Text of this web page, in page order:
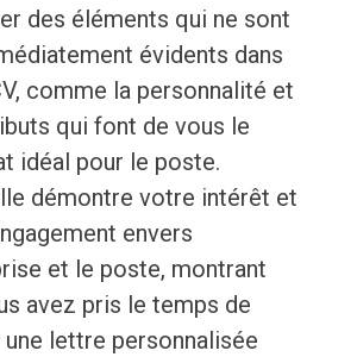
des éléments qui ne sont
évidents dans
comme la personnalité et
qui font de vous le
idéal pour le poste.
démontre votre intérêt et
envers
et le poste, montrant
avez pris le temps de
lettre personnalisée